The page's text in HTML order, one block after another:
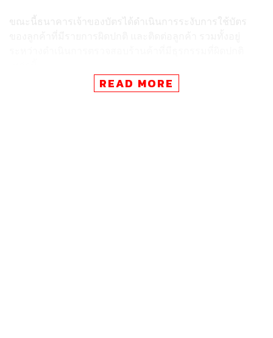
ขณะนี้ธนาคารเจ้าของบัตรได้ดำเนินการระงับการใช้บัตร
นอกจากนี้ ลูกค้าที่ตรวจสอบพบความผิดปกติของรายการ
READ MORE